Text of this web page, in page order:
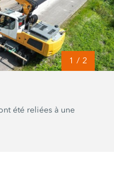
1 / 2
été reliées à une